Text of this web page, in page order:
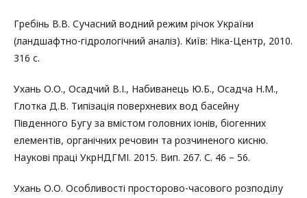
Гребінь В.В. Сучасний водний режим річок України
(ландшафтно-гідрологічний аналіз). Київ: Ніка-Центр, 2010.
316 с.
Ухань О.О., Осадчий В.І., Набиванець Ю.Б., Осадча Н.М.,
Глотка Д.В. Типізація поверхневих вод басейну
Південного Бугу за вмістом головних іонів, біогенних
елементів, органічних речовин та розчиненого кисню.
Наукові праці УкрНДГМІ. 2015. Вип. 267. С. 46 – 56.
Ухань О.О. Особливості просторово-часового розподілу